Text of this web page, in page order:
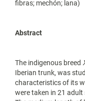
fibras; mechón; lana)
Abstract
The indigenous breed
Iberian trunk, was
characteristics of its
were taken in 21